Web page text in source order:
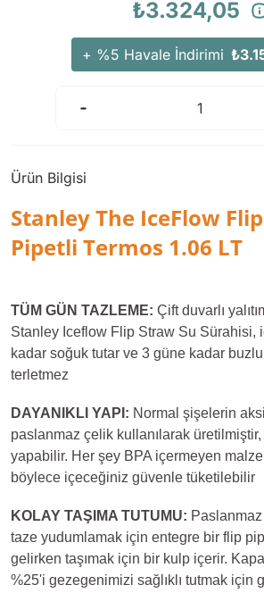
₺3.324,05
+ %5 Havale İndirimi
Ürün Bilgisi
Stanley The IceFlow
Pipetli Termos 1.06 LT
TÜM GÜN TAZLEME: Çift duvarlı
Stanley Iceflow Flip Straw Su Sürahisi,
kadar soğuk tutar ve 3 güne kadar buzlu
terletmez
DAYANIKLI YAPI: Normal şişelerin
paslanmaz çelik kullanılarak
yapabilir. Her şey BPA içermeyen
böylece içeceğiniz güvenle tüketilebilir
KOLAY TAŞIMA TUTUMU:
taze yudumlamak için entegre bir flip
gelirken taşımak için bir kulp içerir.
%25'i gezegenimizi sağlıklı tutmak için